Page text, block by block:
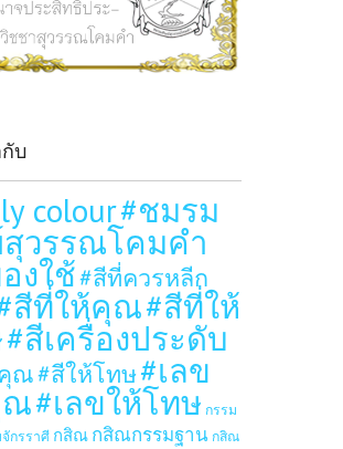
บ
colour#ชมรม
วรรณโคมคำ
งใช้#สีที่ควรหลีก
สีที่ให้คุณ#สีที่ให้
#สีเครื่องประดับ
ณ#สีให้โทษ#เลข
ณ#เลขให้โทษ กรรม
กรราศี กสิณ กสิณกรรมฐาน กสิณ